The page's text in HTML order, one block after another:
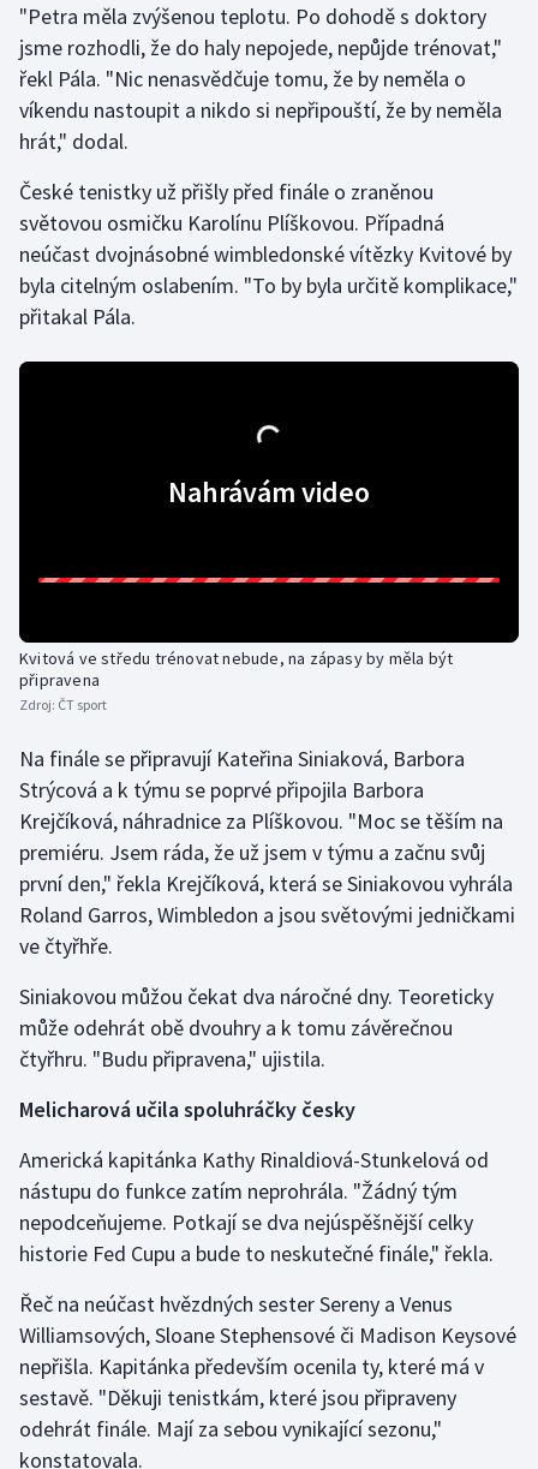
Jezdectví
Judo
Krasobruslení
Lezení
Lyže a snowboard
Moderní pětiboj
Ragby
Rychlobruslení
Rychlostní kanoistika
Short track
Sportovní střelba
Stolní tenis
Triatlon
Veslování
Vodní slalom
Volejbal
Ostatní
"Petra měla zvýšenou teplotu. Po dohodě s doktory
jsme rozhodli, že do haly nepojede, nepůjde trénovat,"
řekl Pála. "Nic nenasvědčuje tomu, že by neměla o
víkendu nastoupit a nikdo si nepřipouští, že by neměla
hrát," dodal.
České tenistky už přišly před finále o zraněnou
světovou osmičku Karolínu Plíškovou. Případná
neúčast dvojnásobné wimbledonské vítězky Kvitové by
byla citelným oslabením. "To by byla určitě komplikace,"
přitakal Pála.
Nahrávám video
Kvitová ve středu trénovat nebude, na zápasy by měla být
připravena
Zdroj: ČT sport
Na finále se připravují Kateřina Siniaková, Barbora
Strýcová a k týmu se poprvé připojila Barbora
Krejčíková, náhradnice za Plíškovou. "Moc se těším na
premiéru. Jsem ráda, že už jsem v týmu a začnu svůj
první den," řekla Krejčíková, která se Siniakovou vyhrála
Roland Garros, Wimbledon a jsou světovými jedničkami
ve čtyřhře.
Siniakovou můžou čekat dva náročné dny. Teoreticky
může odehrát obě dvouhry a k tomu závěrečnou
čtyřhru. "Budu připravena," ujistila.
Melicharová učila spoluhráčky česky
Americká kapitánka Kathy Rinaldiová-Stunkelová od
nástupu do funkce zatím neprohrála. "Žádný tým
nepodceňujeme. Potkají se dva nejúspěšnější celky
historie Fed Cupu a bude to neskutečné finále," řekla.
Řeč na neúčast hvězdných sester Sereny a Venus
Williamsových, Sloane Stephensové či Madison Keysové
nepřišla. Kapitánka především ocenila ty, které má v
sestavě. "Děkuji tenistkám, které jsou připraveny
odehrát finále. Mají za sebou vynikající sezonu,"
konstatovala.